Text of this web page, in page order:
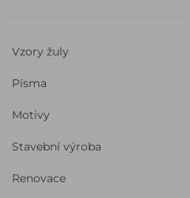
Vzory žuly
Písma
Motivy
Stavební výroba
Renovace